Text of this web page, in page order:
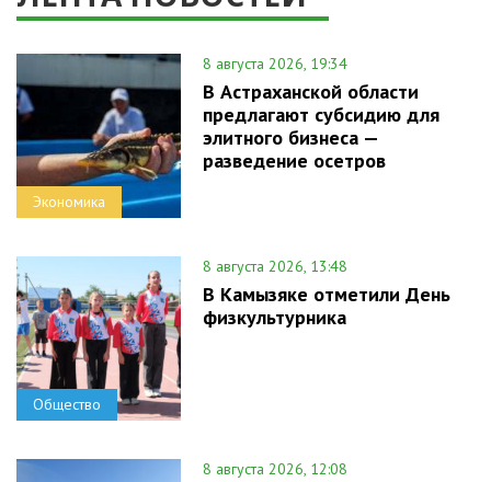
Экономика
8 августа 2026, 19:34
В Астраханской области
предлагают субсидию для
элитного бизнеса —
разведение осетров
Общество
8 августа 2026, 13:48
В Камызяке отметили День
физкультурника
8 августа 2026, 12:08